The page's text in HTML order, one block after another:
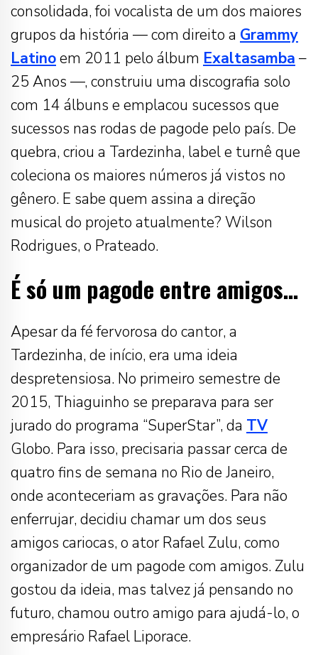
consolidada, foi vocalista de um dos maiores
grupos da história — com direito a Grammy
Latinoem 2011 pelo álbum Exaltasamba –
25 Anos —, construiu uma discografia solo
com 14 álbuns e emplacou sucessos que
sucessos nas rodas de pagode pelo país. De
quebra, criou a Tardezinha, label e turnê que
coleciona os maiores números já vistos no
gênero. E sabe quem assina a direção
musical do projeto atualmente? Wilson
Rodrigues, o Prateado.
É só um pagode entre amigos…
Apesar da fé fervorosa do cantor, a
Tardezinha, de início, era uma ideia
despretensiosa. No primeiro semestre de
2015, Thiaguinho se preparava para ser
jurado do programa “SuperStar”, da TV
Globo. Para isso, precisaria passar cerca de
quatro fins de semana no Rio de Janeiro,
onde aconteceriam as gravações. Para não
enferrujar, decidiu chamar um dos seus
amigos cariocas, o ator Rafael Zulu, como
organizador de um pagode com amigos. Zulu
gostou da ideia, mas talvez já pensando no
futuro, chamou outro amigo para ajudá-lo, o
empresário Rafael Liporace.